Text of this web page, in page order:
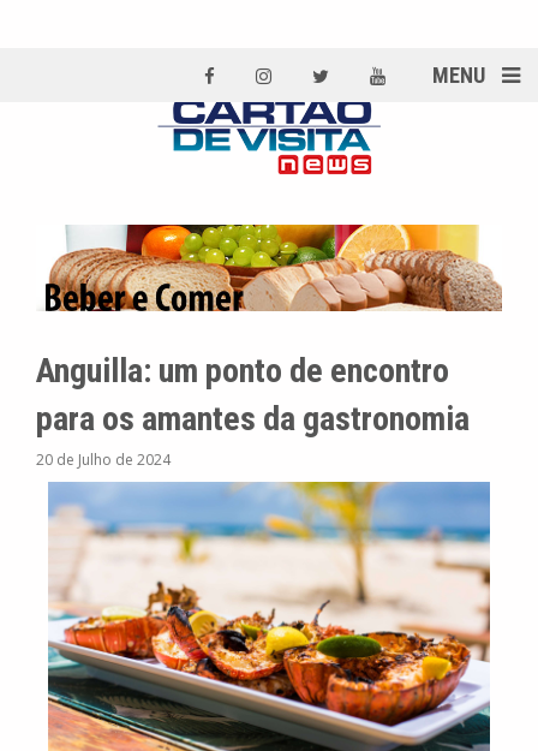
MENU
Anguilla: um ponto de encontro
para os amantes da gastronomia
20 de Julho de 2024